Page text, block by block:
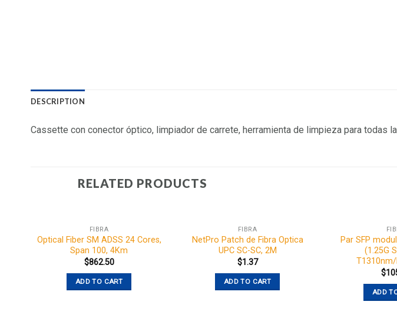
DESCRIPTION
Cassette con conector óptico, limpiador de carrete, herramienta de limpieza para todas
RELATED PRODUCTS
FIBRA
Optical Fiber SM ADSS 24 Cores,
Span 100, 4Km
$862.50
ADD TO CART
FIBRA
NetPro Patch de Fibra Optica
UPC SC-SC, 2M
$1.37
ADD TO CART
Par SFP
(1.25G
$
ADD